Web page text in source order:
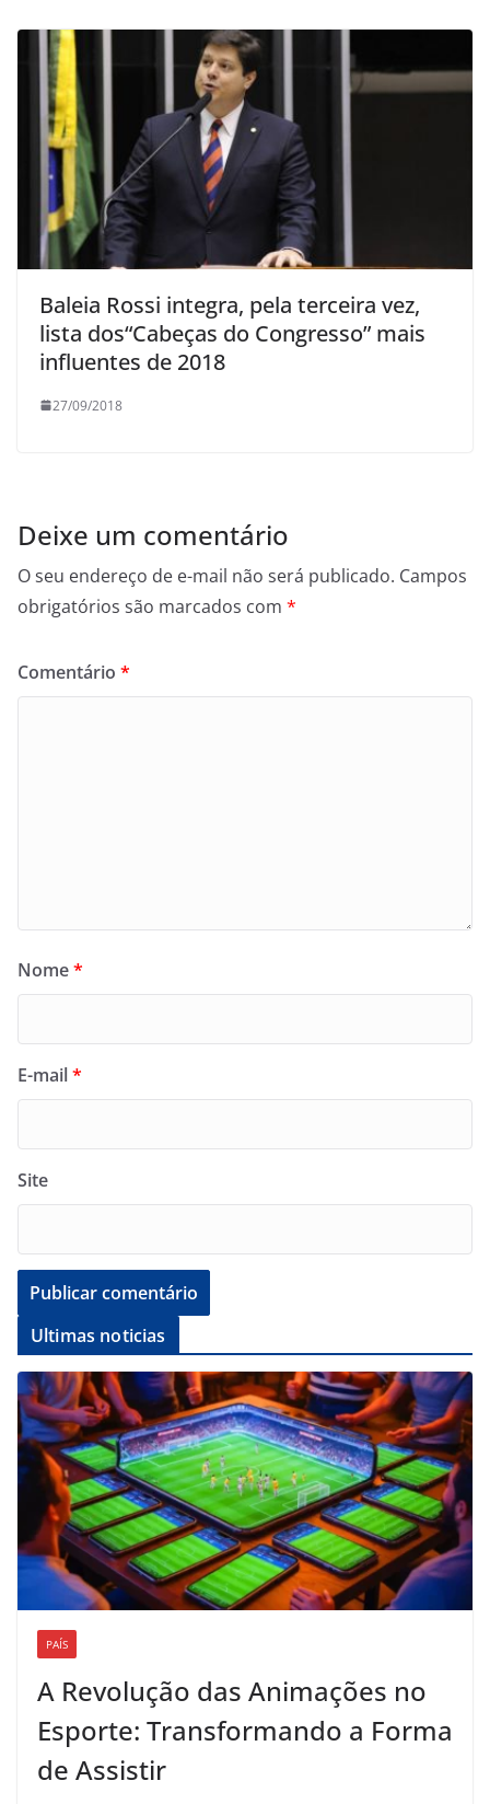
Baleia Rossi integra, pela terceira vez,
lista dos“Cabeças do Congresso” mais
influentes de 2018
27/09/2018
Deixe um comentário
O seu endereço de e-mail não será publicado. Campos
obrigatórios são marcados com *
Comentário *
Nome*
E-mail*
Site
Ultimas noticias
PAÍS
A Revolução das Animações no
Esporte: Transformando a Forma
de Assistir